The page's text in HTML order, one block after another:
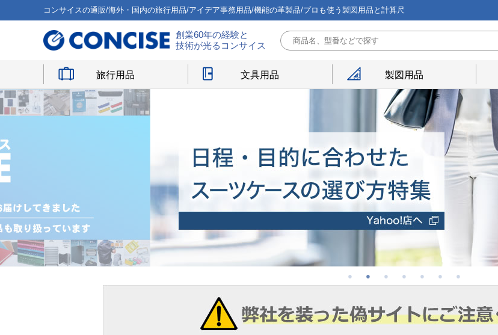
コンサイスの通販/海外・国内の旅行用品/アイデア事務用品/機能の革製品/プロも使う製図用品と計算尺
創業60年の経験と
技術が光るコンサイス
旅行用品 文具用品 製図用品